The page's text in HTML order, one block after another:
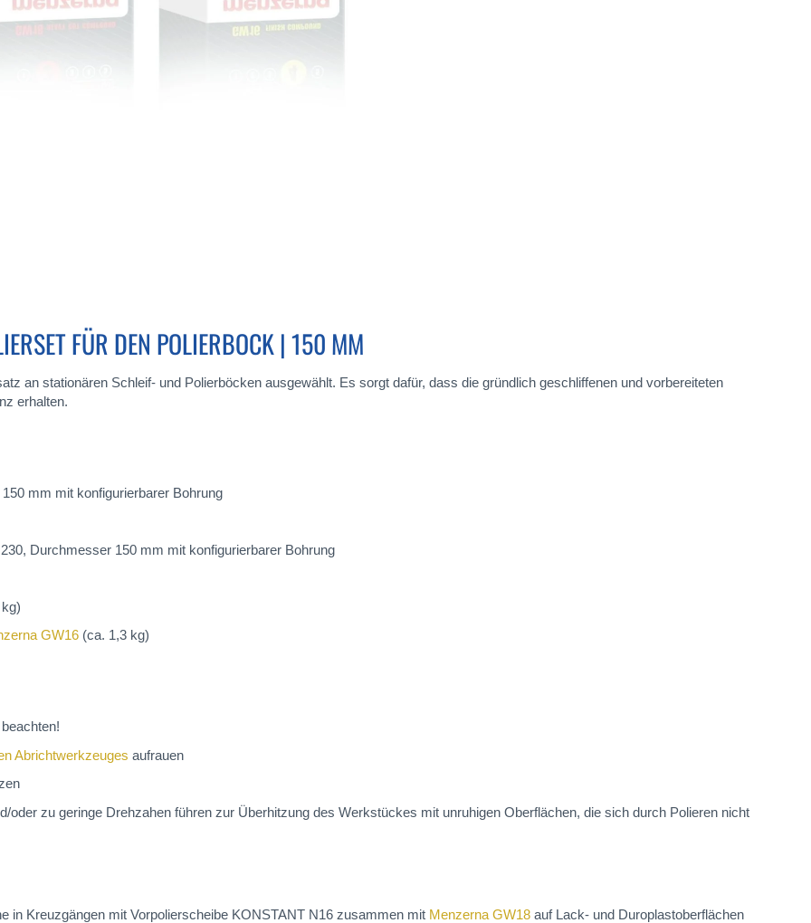
FÜR DEN POLIERBOCK | 150 MM
an stationären Schleif- und Polierböcken ausgewählt. Es sorgt dafür, dass die gründlich geschliffenen und vorbereiteten
erhalten.
mm mit konfigurierbarer Bohrung
Durchmesser 150 mm mit konfigurierbarer Bohrung
GW16 (ca. 1,3 kg)
beachten!
Abrichtwerkzeuges aufrauen
oder zu geringe Drehzahen führen zur Überhitzung des Werkstückes mit unruhigen Oberflächen, die sich durch Polieren nicht
in Kreuzgängen mit Vorpolierscheibe KONSTANT N16 zusammen mit Menzerna GW18 auf Lack- und Duroplastoberflächen